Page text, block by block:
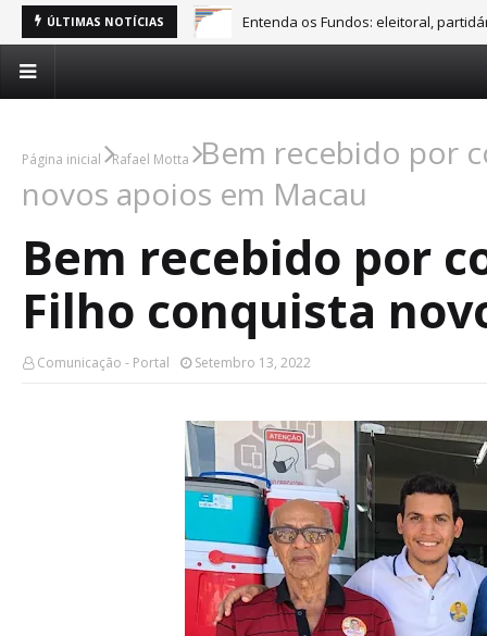
ÚLTIMAS NOTÍCIAS Entenda os Fundos: eleitoral,
Página inicial Rafael Motta
Bem recebido por
novos apoios em Macau
Bem recebido por
Filho conquista
Comunicação - Portal Setembro 13, 2022